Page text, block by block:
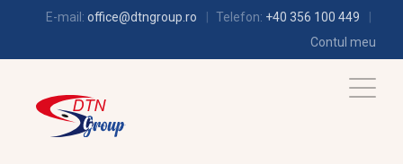
E-mail: office@dtngroup.ro Telefon: +40 356 100 449
Contul meu